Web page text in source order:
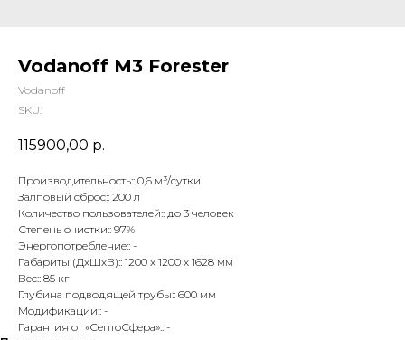
Vodanoff M3 Forester
Vodanoff
SKU:
115900,00 р.
Производительность:: 0,6 м³/сутки
Залповый сброс:: 200 л
Количество пользователей:: до 3 человек
Степень очистки:: 97%
Энергопотребление:: -
Габариты (ДхШхВ):: 1200 x 1200 x 1628 мм
Вес:: 85 кг
Глубина подводящей трубы:: 600 мм
Модификации:: -
Гарантия от «СептоСфера»:: -